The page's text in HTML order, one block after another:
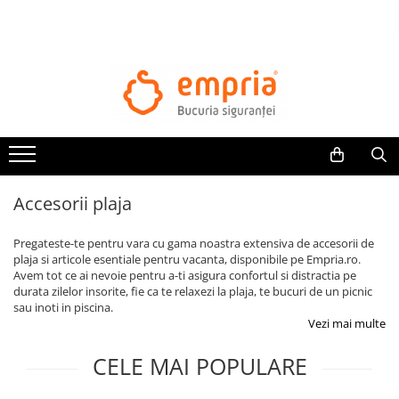
Bariere protectie pentru pat
Protectii mobilier
Protectie colturi mobila copii
Sigurante pentru sertare si usi
Sigurante geamuri si usi glisante
Accesorii plaja
Pregateste-te pentru vara cu gama noastra extensiva de accesorii de
plaja si articole esentiale pentru vacanta, disponibile pe Empria.ro.
Avem tot ce ai nevoie pentru a-ti asigura confortul si distractia pe
durata zilelor insorite, fie ca te relaxezi la plaja, te bucuri de un picnic
sau inoti in piscina.
Vezi mai multe
CELE MAI POPULARE